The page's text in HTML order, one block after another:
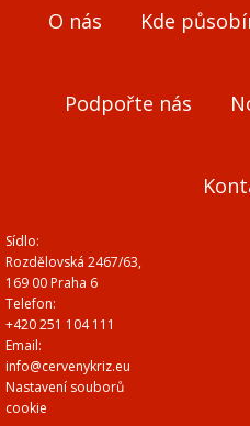
O nás Kde
Podpořte nás
Sídlo:
Rozdělovská 2467/63,
169 00 Praha 6
Telefon:
+420 251 104 111
Email:
info@cervenykriz.eu
Nastavení souborů
cookie